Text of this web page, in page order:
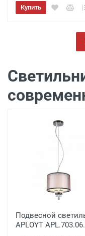
Купить
Подвесной
APLOYT